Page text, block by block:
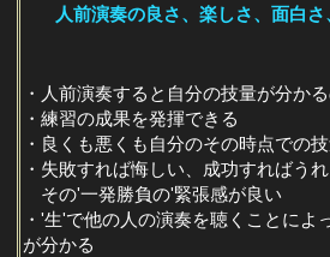
人前演奏の良さ、楽しさ、面白
・人前演奏すると自分の技量が分か
・練習の成果を発揮できる
・良くも悪くも自分のその時点での
・失敗すれば悔しい、成功すればうれ
その'一発勝負の'緊張感が良い
・'生'で他の人の演奏を聴くことによ
が分かる